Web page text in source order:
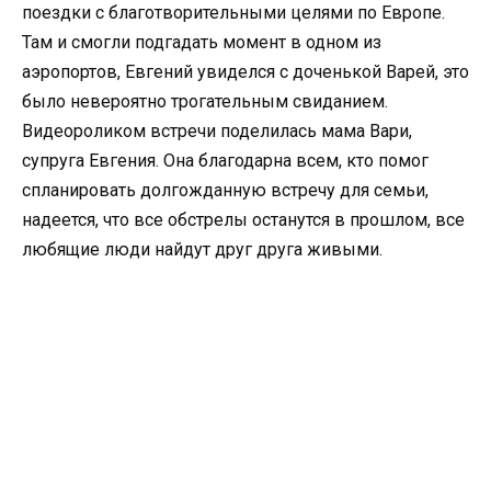
поездки с благотворительными целями по Европе.
Там и смогли подгадать момент в одном из
аэропортов, Евгений увиделся с доченькой Варей, это
было невероятно трогательным свиданием.
Видеороликом встречи поделилась мама Вари,
супруга Евгения. Она благодарна всем, кто помог
спланировать долгожданную встречу для семьи,
надеется, что все обстрелы останутся в прошлом, все
любящие люди найдут друг друга живыми.